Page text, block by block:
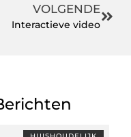
VOLGENDE
Interactieve video